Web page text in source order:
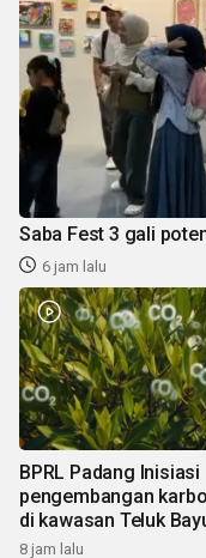
Saba Fest 3 gali
6 jam lalu
BPRL Padang Inisiasi
pengembangan
di kawasan Teluk
8 jam lalu